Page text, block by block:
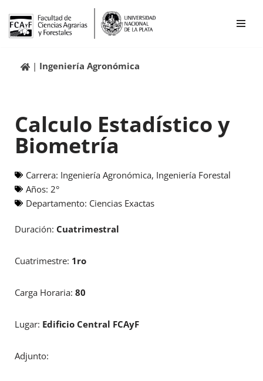
Ir
contenidoIngeniería Agronómica
Calculo Estadístico y
Biometría
Carrera: Ingeniería Agronómica, Ingeniería Forestal
Años: 2°
Departamento: Ciencias Exactas
Duración: Cuatrimestral
Cuatrimestre: 1ro
Carga Horaria: 80
Lugar: Edificio Central FCAyF
Adjunto: